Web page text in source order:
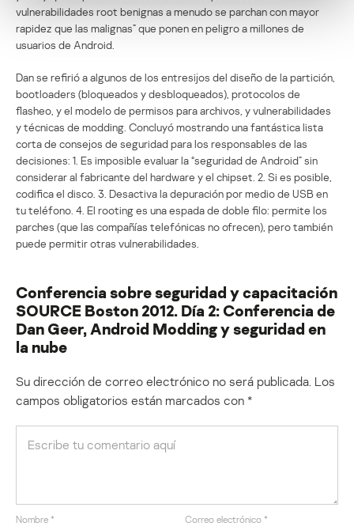
vulnerabilidades root benignas a menudo se parchan con mayor
rapidez que las malignas” que ponen en peligro a millones de
usuarios de Android.
Dan se refirió a algunos de los entresijos del diseño de la partición,
bootloaders (bloqueados y desbloqueados), protocolos de
flasheo, y el modelo de permisos para archivos, y vulnerabilidades
y técnicas de modding. Concluyó mostrando una fantástica lista
corta de consejos de seguridad para los responsables de las
decisiones: 1. Es imposible evaluar la “seguridad de Android” sin
considerar al fabricante del hardware y el chipset. 2. Si es posible,
codifica el disco. 3. Desactiva la depuración por medio de USB en
tu teléfono. 4. El rooting es una espada de doble filo: permite los
parches (que las compañías telefónicas no ofrecen), pero también
puede permitir otras vulnerabilidades.
Conferencia sobre seguridad y capacitación
SOURCE Boston 2012. Día 2: Conferencia de
Dan Geer, Android Modding y seguridad en
la nube
Su dirección de correo electrónico no será publicada. Los
campos obligatorios están marcados con *
Nombre * Correo electrónico *